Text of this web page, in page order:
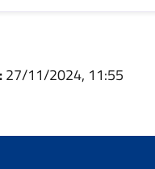
27/11/2024, 11:55